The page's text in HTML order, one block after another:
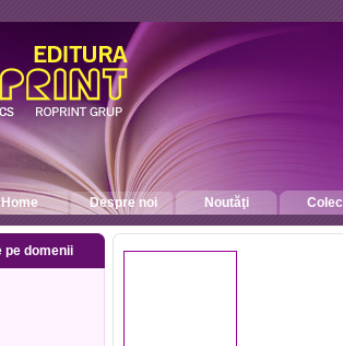
Home Despre noi Noutăţi
pe domenii